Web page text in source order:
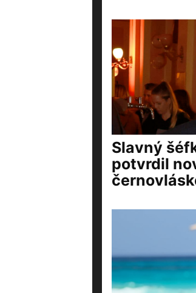
Slavný
potvrdil